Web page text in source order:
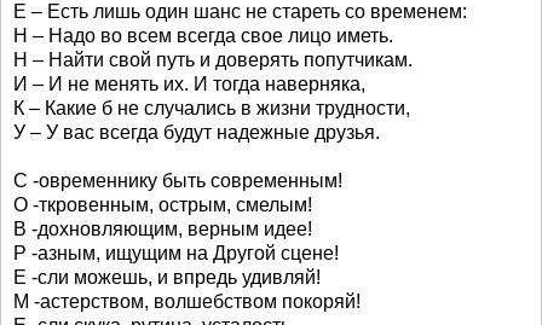
Е – Есть лишь один шанс не стареть со временем:
Н – Надо во всем всегда свое лицо иметь.
Н – Найти свой путь и доверять попутчикам.
И – И не менять их. И тогда наверняка,
К – Какие б не случались в жизни трудности,
У – У вас всегда будут надежные друзья.
C -овременнику быть современным!
О -ткровенным, острым, смелым!
В -дохновляющим, верным идее!
Р -азным, ищущим на Другой сцене!
Е -сли можешь, и впредь удивляй!
М -астерством, волшебством покоряй!